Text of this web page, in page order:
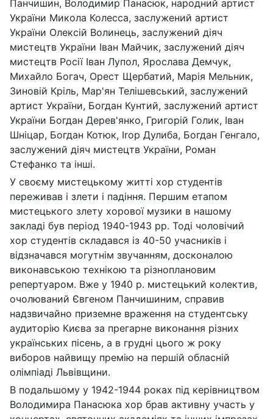
Панчишин, Володимир Панасюк, народний артист
України Микола Колесса, заслужений артист
України Олексій Волинець, заслужений діяч
мистецтв України Іван Майчик, заслужений діяч
мистецтв Росії Іван Лупол, Ярослава Демчук,
Михайло Богач, Орест Щербатий, Марія Мельник,
Зиновій Кріль, Мар'ян Телішевський, заслужений
артист України, Богдан Кунтий, заслужений артист
України Богдан Дерев'янко, Григорій Голик, Іван
Шніцар, Богдан Котюк, Irop Дулиба, Богдан Генгало,
заслужений діяч мистецтв України, Роман
Стефанко та інші.
У своєму мистецькому житті хор студентів
переживав і злети і падіння. Першим етапом
мистецького злету хорової музики в нашому
закладі був період 1940-1943 рр. Тоді чоловічий
хор студентів складався із 40-50 учасників і
відзначався могутнім звучанням, досконалою
виконавською технікою та різноплановим
репертуаром. Вже у 1940 р. мистецький колектив,
очолюваний Євгеном Панчишиним, справив
надзвичайно приземне враження на студентську
аудиторію Києва за прегарне виконання різних
українських пісень, а в грудні цього ж року
виборов найвищу премію на першій обласній
олімпіаді Львівщини.
В подальшому у 1942-1944 роках під керівництвом
Володимира Панасюка хор брав активну участь у